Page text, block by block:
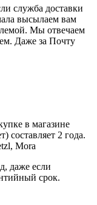
служба доставки
высылаем вам
Мы отвечаем
Даже за Почту
в магазине
составляет 2 года.
Mora
даже если
срок.